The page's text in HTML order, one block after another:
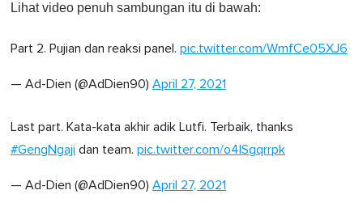
Lihat video penuh sambungan itu di bawah:
Part 2. Pujian dan reaksi panel. pic.twitter.com/WmfCe05XJ6
— Ad-Dien (@AdDien90) April 27, 2021
Last part. Kata-kata akhir adik Lutfi. Terbaik, thanks
#GengNgaji dan team. pic.twitter.com/o4lSgqrrpk
— Ad-Dien (@AdDien90) April 27, 2021